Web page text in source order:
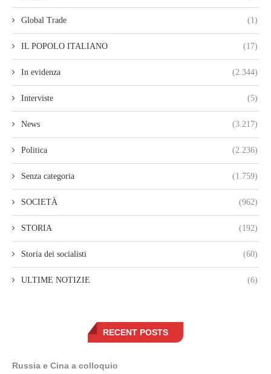
Global Trade (1)
IL POPOLO ITALIANO (17)
In evidenza (2.344)
Interviste (5)
News (3.217)
Politica (2.236)
Senza categoria (1.759)
SOCIETÀ (962)
STORIA (192)
Storia dei socialisti (60)
ULTIME NOTIZIE (6)
RECENT POSTS
Russia e Cina a colloquio